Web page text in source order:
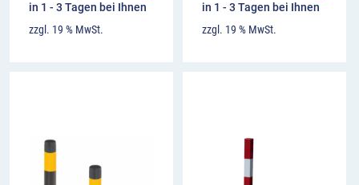
in 1 - 3 Tagen bei Ihnen
zzgl. 19 % MwSt.
in 1 - 3 Tagen bei Ihnen
zzgl. 19 % MwSt.